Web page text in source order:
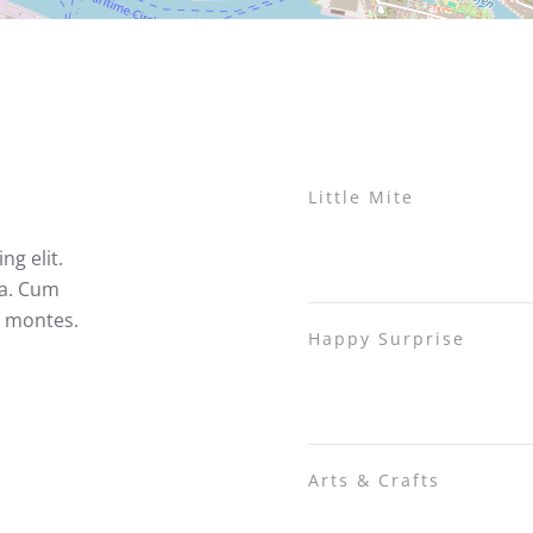
elit.
Cum
Little Mite
Happy Surprise
Arts & Crafts